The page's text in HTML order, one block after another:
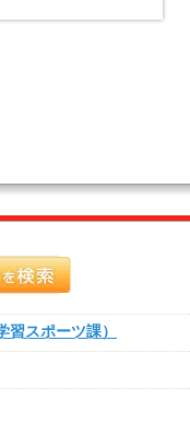
スポーツ課）